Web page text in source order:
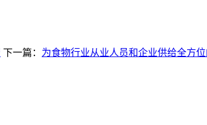
下一篇： 为食物行业从业人员和企业供给全方位